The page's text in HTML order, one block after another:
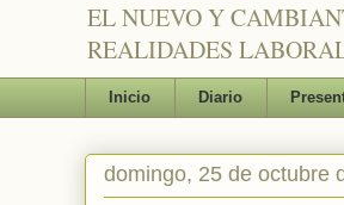
EL NUEVO Y
REALIDADES
Inicio Diario
domingo, 25 de octubre